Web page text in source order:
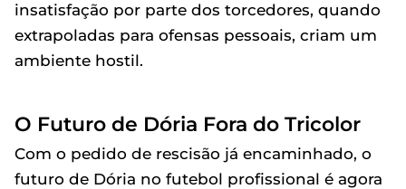
insatisfação por parte dos torcedores, quando
extrapoladas para ofensas pessoais, criam um
ambiente hostil.
O Futuro de Dória Fora do Tricolor
Com o pedido de rescisão já encaminhado, o
futuro de Dória no futebol profissional é agora